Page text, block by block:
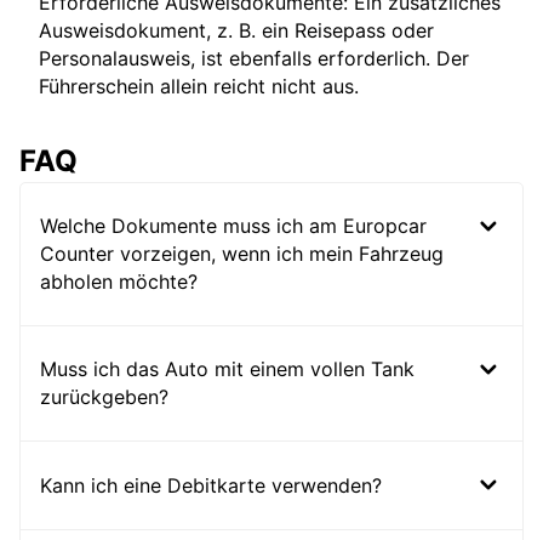
Ausweisdokument, z. B. ein Reisepass oder
Personalausweis, ist ebenfalls erforderlich. Der
Führerschein allein reicht nicht aus.
FAQ
Welche Dokumente muss ich am Europcar
Counter vorzeigen, wenn ich mein Fahrzeug
abholen möchte?
Muss ich das Auto mit einem vollen Tank
zurückgeben?
Kann ich eine Debitkarte verwenden?